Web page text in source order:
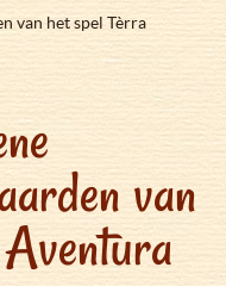
van het spel Tèrra
van